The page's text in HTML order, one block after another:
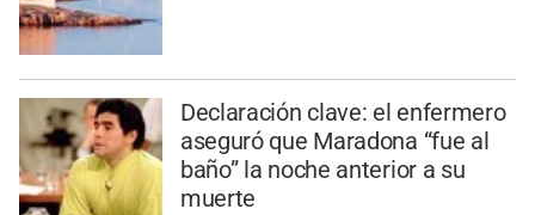
Declaración clave: el enfermero
aseguró que Maradona “fue al
baño” la noche anterior a su
muerte